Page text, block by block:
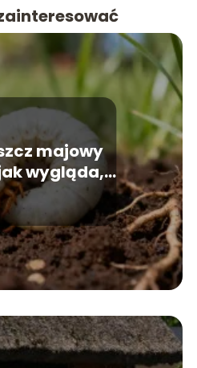
majowy
wygląda,
żywi,